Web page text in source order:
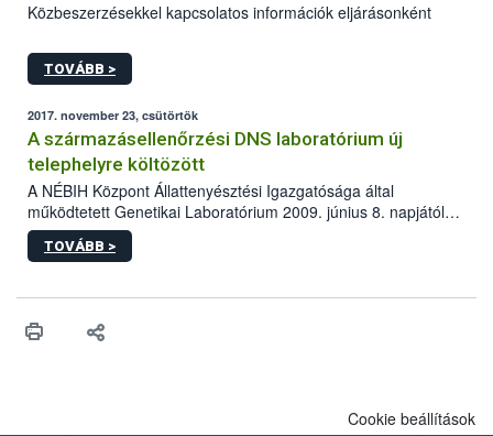
Közbeszerzésekkel kapcsolatos információk eljárásonként
TOVÁBB >
2017. november 23, csütörtök
A származásellenőrzési DNS laboratórium új
telephelyre költözött
A NÉBIH Központ Állattenyésztési Igazgatósága által
működtetett Genetikai Laboratórium 2009. június 8. napjától
változatlan formában, a NÉBIH Központ 1143 Budapest,
Tábornok u. 2. alatti telephelyén (az Állategészségügyi
TOVÁBB >
Cookie beállítások